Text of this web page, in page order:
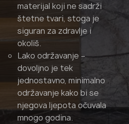
materijal koji ne sadrži
štetne tvari, stoga je
siguran za zdravlje i
okoliš.
Lako održavanje –
dovoljno je tek
jednostavno, minimalno
održavanje kako bi se
njegova ljepota očuvala
mnogo godina.